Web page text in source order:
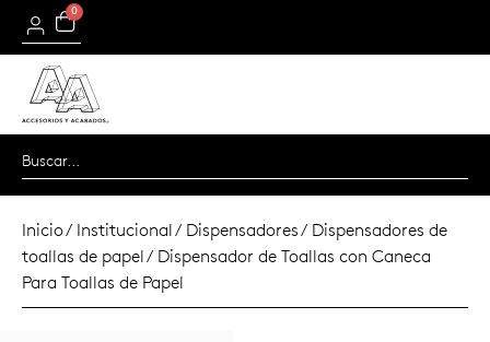
0
Inicio/ Institucional/ Dispensadores/ Dispensadores de
toallas de papel/ Dispensador de Toallas con Caneca
Para Toallas de Papel